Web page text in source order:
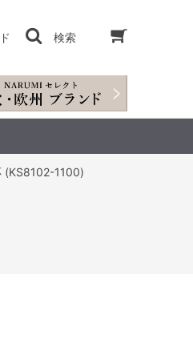
検索
(KS8102-1100)